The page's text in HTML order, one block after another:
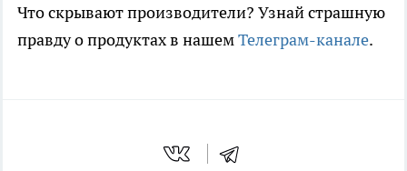
Что скрывают производители? Узнай страшную
правду о продуктах в нашемТелеграм-канале.